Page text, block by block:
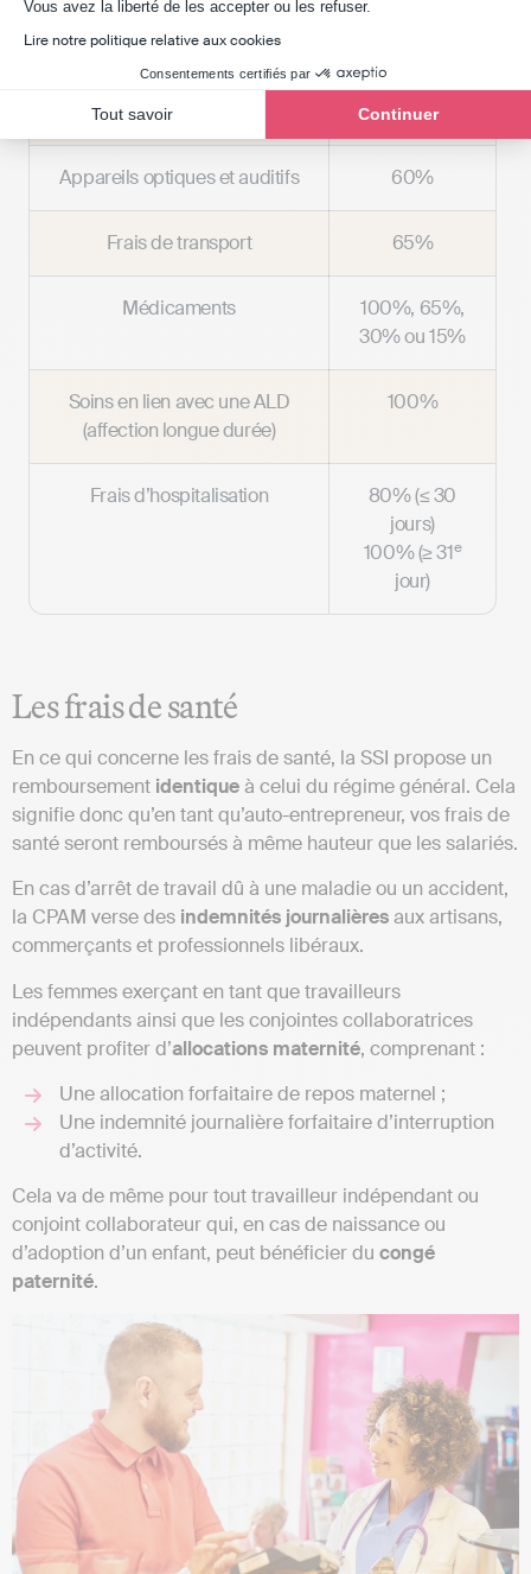
Vous avez la liberté de les accepter ou les refuser.
Lire notre politique relative aux cookies
Consentements certifiés par
Tout savoir Continuer
Consultation chez un médecin
généraliste
Actes paramédicaux 60%
Appareils optiques et auditifs 60%
Frais de transport 65%
Médicaments
100%, 65%,
30% ou 15%
Soins en lien avec une ALD
(affection longue durée)
100%
Frais d’hospitalisation
80% (≤ 30
jours)
100% (≥ 31e
jour)
Les frais de santé
En ce qui concerne les frais de santé, la SSI propose un
remboursement identiqueà celui du régime général. Cela
signifie donc qu’en tant qu’auto-entrepreneur, vos frais de
santé seront remboursés à même hauteur que les salariés.
En cas d’arrêt de travail dû à une maladie ou un accident,
la CPAM verse des indemnités journalièresaux artisans,
commerçants et professionnels libéraux.
Les femmes exerçant en tant que travailleurs
indépendants ainsi que les conjointes collaboratrices
peuvent profiter d’allocations maternité, comprenant :
Une allocation forfaitaire de repos maternel ;
Une indemnité journalière forfaitaire d’interruption
d’activité.
Cela va de même pour tout travailleur indépendant ou
conjoint collaborateur qui, en cas de naissance ou
d’adoption d’un enfant, peut bénéficier du congé
paternité.